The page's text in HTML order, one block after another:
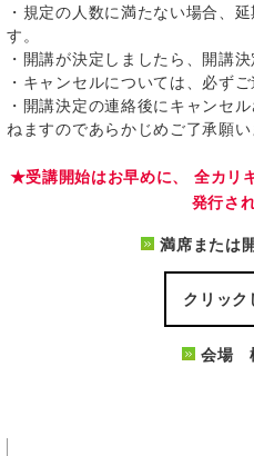
・規定の人数に満たない場合、
す。
・開講が決定しましたら、開講
・キャンセルについては、必ずご
・開講決定の連絡後にキャンセ
ねますのであらかじめご了承願い
★受講開始はお早めに、 全カリ
発行さ
満席または
クリック
会場